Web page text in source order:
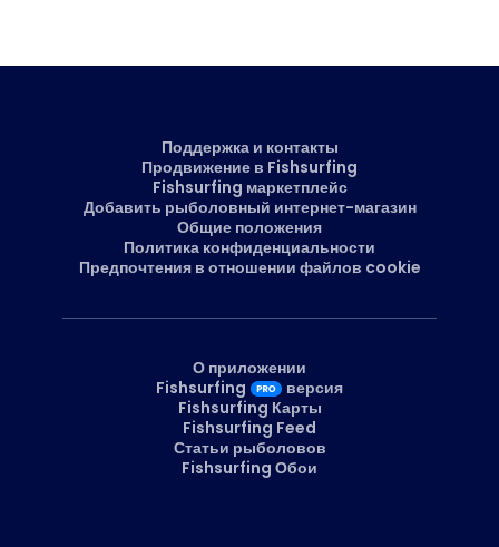
Поддержка и контакты
Продвижение в Fishsurfing
Fishsurfing маркетплейс
Добавить рыболовный интернет-магазин
Общие положения
Политика конфиденциальности
Предпочтения в отношении файлов cookie
О приложении
Fishsurfing
версия
Fishsurfing Карты
Fishsurfing Feed
Статьи рыболовов
Fishsurfing Обои